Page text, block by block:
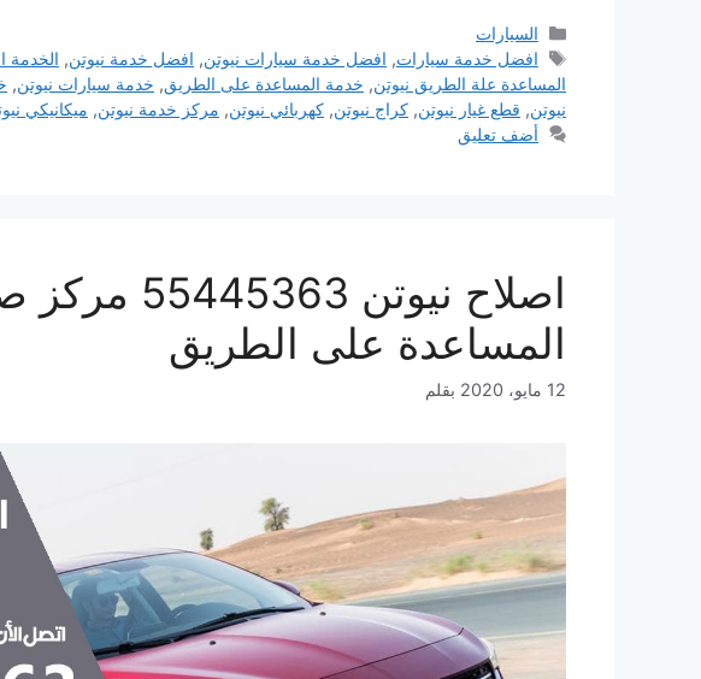
التصنيفات
السيارات
الوسوم
افضل خدمة سيارات, افضل خدمة سيارات نيوتن, افضل خدمة نيوتن, الخدمة
المساعدة علة الطريق نيوتن, خدمة المساعدة على الطريق, خدمة سيارات نيوتن,
نيوتن, قطع غيار نيوتن, كراج نيوتن, كهربائي نيوتن, مركز خدمة نيوتن, ميكانيكي
أضف تعليق
اصلاح نيوتن
المساعدة على الطريق
12 مايو، 2020 بقلم